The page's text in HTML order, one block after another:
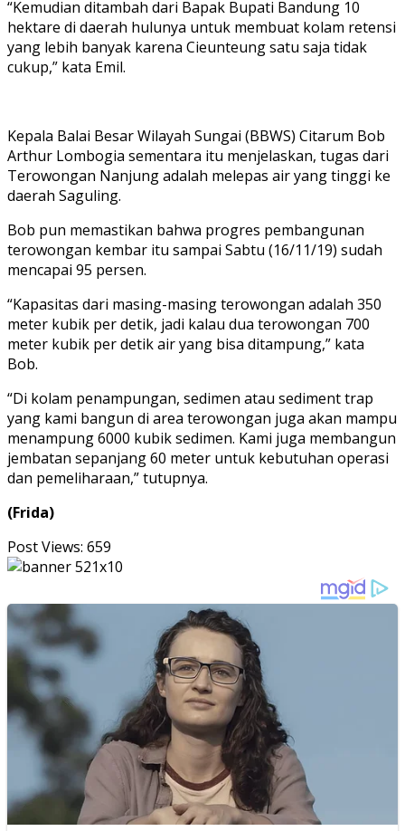
“Kemudian ditambah dari Bapak Bupati Bandung 10
hektare di daerah hulunya untuk membuat kolam retensi
yang lebih banyak karena Cieunteung satu saja tidak
cukup,” kata Emil.
Kepala Balai Besar Wilayah Sungai (BBWS) Citarum Bob
Arthur Lombogia sementara itu menjelaskan, tugas dari
Terowongan Nanjung adalah melepas air yang tinggi ke
daerah Saguling.
Bob pun memastikan bahwa progres pembangunan
terowongan kembar itu sampai Sabtu (16/11/19) sudah
mencapai 95 persen.
“Kapasitas dari masing-masing terowongan adalah 350
meter kubik per detik, jadi kalau dua terowongan 700
meter kubik per detik air yang bisa ditampung,” kata
Bob.
“Di kolam penampungan, sedimen atau sediment trap
yang kami bangun di area terowongan juga akan mampu
menampung 6000 kubik sedimen. Kami juga membangun
jembatan sepanjang 60 meter untuk kebutuhan operasi
dan pemeliharaan,” tutupnya.
(Frida)
Post Views: 659